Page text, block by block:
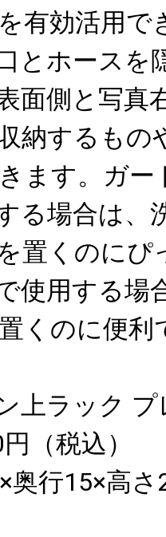
有効活用で
とホースを
面側と写真
納するもの
ます。ガー
る場合は
置くのにぴ
使用する場
くのに便利
上ラック プ
（税込）
奥行15×高さ